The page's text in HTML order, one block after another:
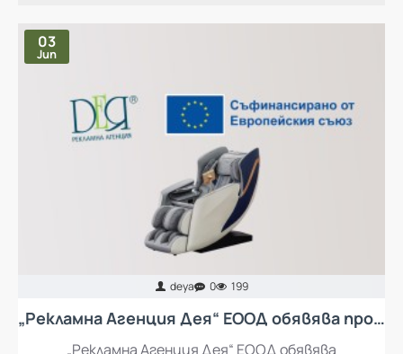
03
Jun
deya 0 199
„Рекламна Агенция Дея“ ЕООД обявява процедура за избор на изпълнител с предмет „Доставка и монтаж на оборудване и обзавеждане за кът за отдих за работещите в „Рекламна Агенция Дея“ ЕООД
„Рекламна Агенция Дея“ ЕООД обявява